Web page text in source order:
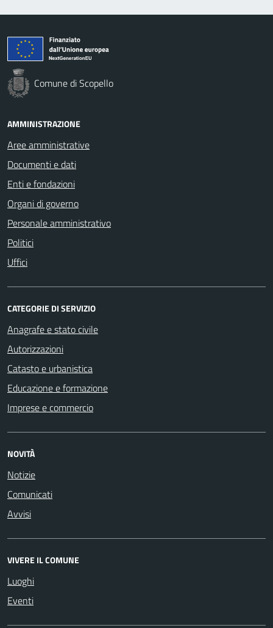
Comune di Scopello
AMMINISTRAZIONE
Aree amministrative
Documenti e dati
Enti e fondazioni
Organi di governo
Personale amministrativo
Politici
Uffici
CATEGORIE DI SERVIZIO
Anagrafe e stato civile
Autorizzazioni
Catasto e urbanistica
Educazione e formazione
Imprese e commercio
NOVITÀ
Notizie
Comunicati
Avvisi
VIVERE IL COMUNE
Luoghi
Eventi